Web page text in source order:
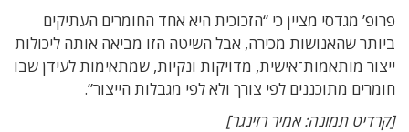
פרופ’ מגדסי מציין כי “הזכוכית היא אחד החומרים העתיקים
ביותר שהאנושות מכירה, אבל השיטה הזו מביאה אותה ליכולות
ייצור מותאמות־אישית, מדויקות ונקיות, שמתאימות לעידן שבו
חומרים מתוכננים לפי צורך ולא לפי מגבלות הייצור”.
[קרדיט תמונה: אמיר רזינגר]